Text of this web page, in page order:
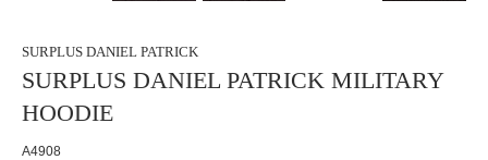
SURPLUS DANIEL PATRICK
SURPLUS DANIEL PATRICK MILITARY
HOODIE
A4908